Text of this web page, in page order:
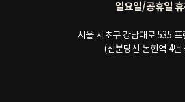
일요일/공휴일 휴
서울 서초구 강남대로 535
(신분당선 논현역 4번